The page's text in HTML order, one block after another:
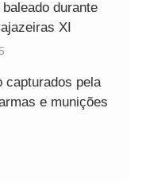
durante
XI
capturados pela
e munições